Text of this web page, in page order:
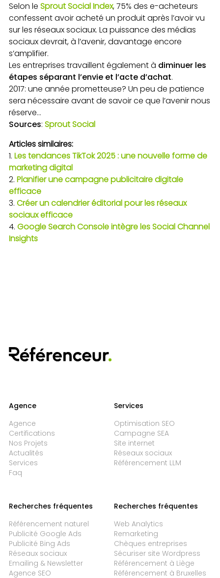
Selon le Sprout Social Index, 75% des e-acheteurs
confessent avoir acheté un produit après l’avoir vu
sur les réseaux sociaux. La puissance des médias
sociaux devrait, à l’avenir, davantage encore
s’amplifier.
Les entreprises travaillent également à diminuer les
étapes séparant l’envie et l’acte d’achat.
2017: une année prometteuse? Un peu de patience
sera nécessaire avant de savoir ce que l’avenir nous
réserve…
Sources: Sprout Social
Articles similaires:
Les tendances TikTok 2025 : une nouvelle forme de
marketing digital
Planifier une campagne publicitaire digitale
efficace
Créer un calendrier éditorial pour les réseaux
sociaux efficace
Google Search Console intègre les Social Channel
Insights
Agence
Agence
Certifications
Nos Projets
Actualités
Services
Faq
Services
Optimisation SEO
Campagne SEA
Site internet
Réseaux sociaux
Référencement LLM
Recherches fréquentes
Référencement naturel
Publicité Google Ads
Publicité Bing Ads
Réseaux sociaux
Emailing & Newsletter
Agence SEO
Recherches fréquentes
Web Analytics
Remarketing
Chèques entreprises
Sécuriser site Wordpress
Référencement à Liège
Référencement à Bruxelles